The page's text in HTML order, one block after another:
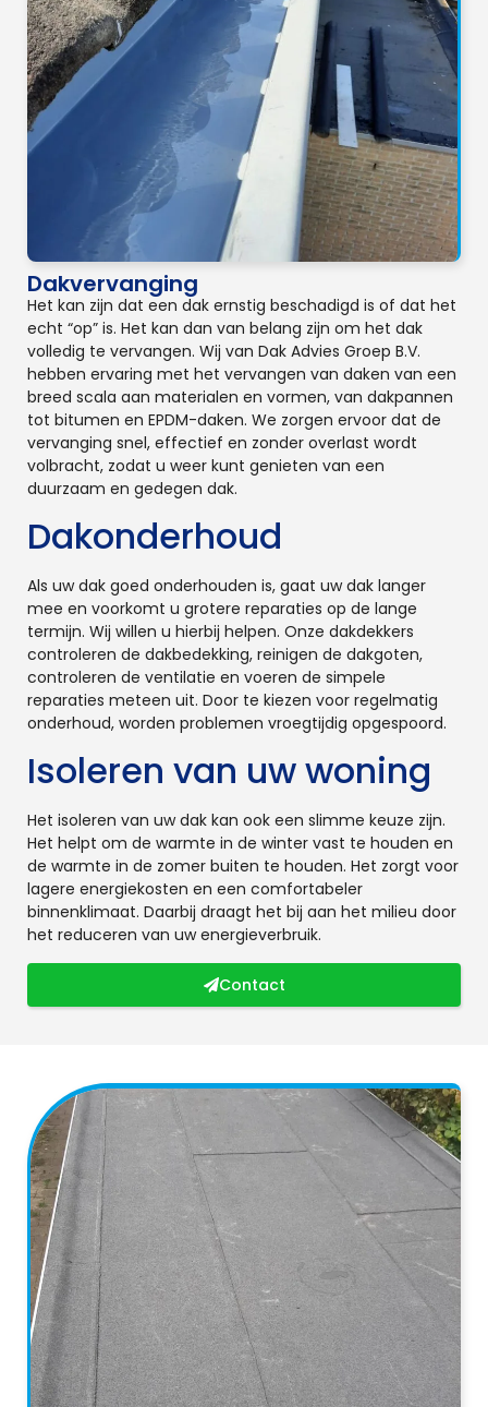
Dakvervanging
Het kan zijn dat een dak ernstig beschadigd is of dat het
echt “op” is. Het kan dan van belang zijn om het dak
volledig te vervangen. Wij van Dak Advies Groep B.V.
hebben ervaring met het vervangen van daken van een
breed scala aan materialen en vormen, van dakpannen
tot bitumen en EPDM-daken. We zorgen ervoor dat de
vervanging snel, effectief en zonder overlast wordt
volbracht, zodat u weer kunt genieten van een
duurzaam en gedegen dak.
Dakonderhoud
Als uw dak goed onderhouden is, gaat uw dak langer
mee en voorkomt u grotere reparaties op de lange
termijn. Wij willen u hierbij helpen. Onze dakdekkers
controleren de dakbedekking, reinigen de dakgoten,
controleren de ventilatie en voeren de simpele
reparaties meteen uit. Door te kiezen voor regelmatig
onderhoud, worden problemen vroegtijdig opgespoord.
Isoleren van uw woning
Het isoleren van uw dak kan ook een slimme keuze zijn.
Het helpt om de warmte in de winter vast te houden en
de warmte in de zomer buiten te houden. Het zorgt voor
lagere energiekosten en een comfortabeler
binnenklimaat. Daarbij draagt het bij aan het milieu door
het reduceren van uw energieverbruik.
Contact